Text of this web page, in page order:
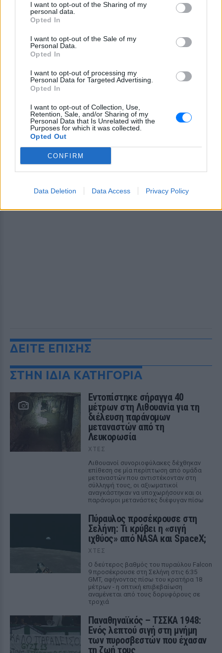
I want to opt-out of the Sharing of my
personal data.
Opted In
I want to opt-out of the Sale of my
Personal Data.
Opted In
I want to opt-out of processing my
Personal Data for Targeted Advertising.
Opted In
I want to opt-out of Collection, Use,
Retention, Sale, and/or Sharing of my
Personal Data that Is Unrelated with the
Purposes for which it was collected.
Opted Out
CONFIRM
Data Deletion Data Access Privacy Policy
Ακολουθήστε το E-Radio.gr στο
Για ακόμη περισσότερα
Ακολουθήστε το E-Radio.gr και στο Instagram
ΔΙΑΦΗΜΙΣΗ
ΔΕΙΤΕ ΕΠΙΣΗΣ
ΣΤΗΝ ΙΔΙΑ ΚΑΤΗΓΟΡΙΑ
Εντοπίστηκε σήραγγα 40
μέτρων στη Λιθουανία για τη
διέλευση παράνομων
μεταναστών από τη
Λευκορωσία
ΧΤΕΣ
Λιθουανοί συνοριοφύλακες δέχθηκαν
επίθεση σε μία περίπτωση από ομάδα
μεταναστών που αντιστέκονταν στη
σύλληψή τους, οι αξιωματικοί
αναγκάστηκαν να υποχωρήσουν και οι
παράνομοι μετανάστες διέφυγαν πίσω
Πύραυλος προσέκρουσε στη
Σελήνη: Τι κρύβει η «σιγή
ιχθύος» από NASA και SpaceX;
ΧΤΕΣ
Ο δεύτερος βαθμός του πυραύλου Falcon
9 προσέκρουσε στη Σελήνη στις 6:35
GMT, αφήνοντας πίσω του κρατήρα 18
μέτρων - η οπτική επιβεβαίωση
αναμένεται από τους δορυφόρους σε
τροχιά
Παναθηναϊκός – ΤΣΣΚΑ 1948:
Ενός λεπτού σιγή στη μνήμη
των πυροσβεστών που έχασαν
τη ζωή τους